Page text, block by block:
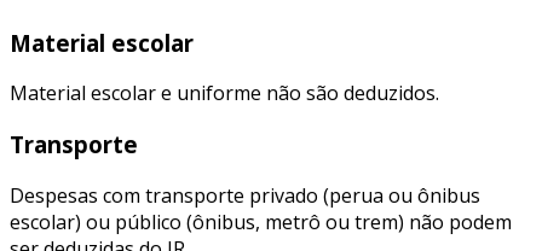
Material escolar
Material escolar e uniforme não são deduzidos.
Transporte
Despesas com transporte privado (perua ou ônibus
escolar) ou público (ônibus, metrô ou trem) não podem